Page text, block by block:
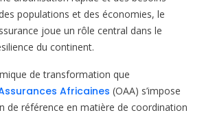
populations et des économies, le
joue un rôle central dans le
du continent.
de transformation que
Africaines (OAA) s’impose
de référence en matière de coordination